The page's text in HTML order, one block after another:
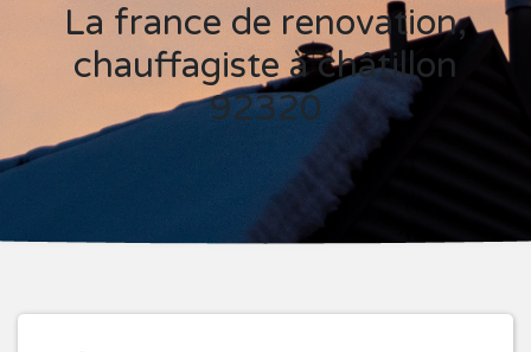
La france de renovation,
chauffagiste à châtillon
92320